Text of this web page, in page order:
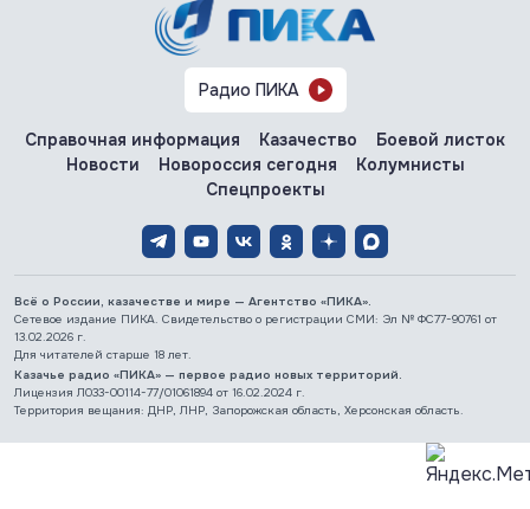
Радио ПИКА
Справочная информация Казачество
Боевой листок
Новости
Новороссия сегодня
Колумнисты
Спецпроекты
Всё о России, казачестве и мире — Агентство «ПИКА».
Сетевое издание ПИКА. Свидетельство о регистрации СМИ: Эл № ФС77-90761 от
13.02.2026 г.
Для читателей старше 18 лет.
Казачье радио «ПИКА» — первое радио новых территорий.
Лицензия Л033-00114-77/01061894 от 16.02.2024 г.
Территория вещания: ДНР, ЛНР, Запорожская область, Херсонская область.